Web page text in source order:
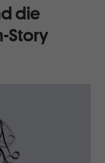
die
Story